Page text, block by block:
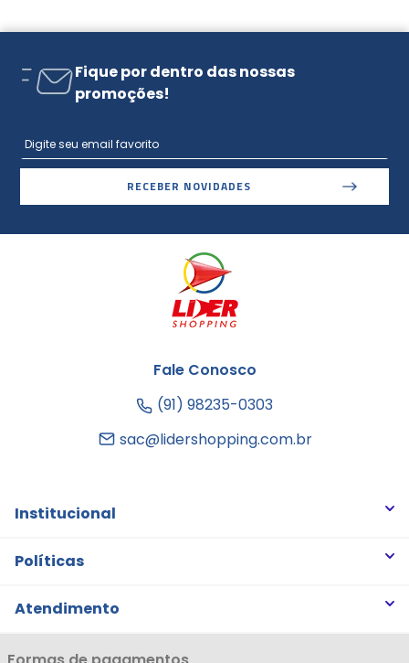
Fique por dentro das nossas
promoções!
RECEBER NOVIDADES
Fale Conosco
(91) 98235-0303
sac@lidershopping.com.br
Institucional
Quem somos
Notícias
Políticas
Trocas e Devoluções
Política de Privacidade
Atendimento
Minha Conta